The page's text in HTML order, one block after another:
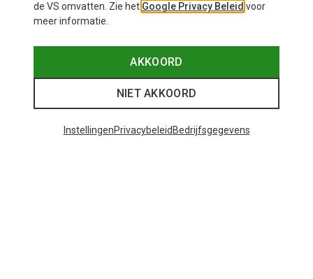
de VS omvatten. Zie het Google Privacy Beleid voor
meer informatie.
AKKOORD
NIET AKKOORD
InstellingenPrivacybeleid Bedrijfsgegevens